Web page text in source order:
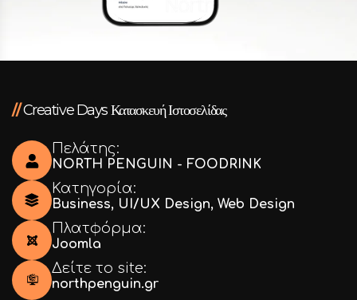
//Creative Days Κατασκευή Ιστοσελίδας
Πελάτης:
NORTH PENGUIN - FOODRINK
Κατηγορία:
Business, UI/UX Design, Web Design
Πλατφόρμα:
Joomla
Δείτε το site:
northpenguin.gr